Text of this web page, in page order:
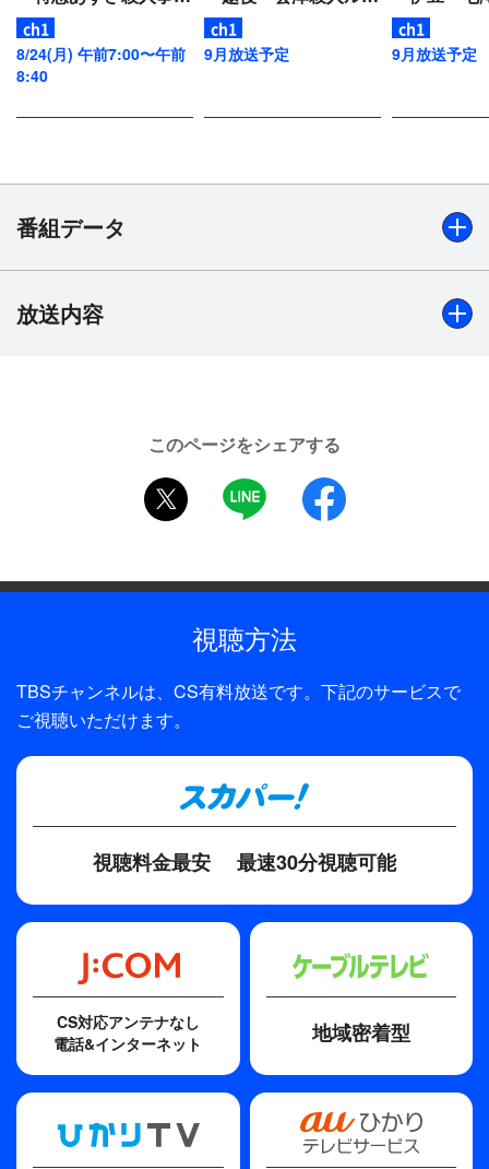
件」
8/24(月) 午前7:00〜午前
8:40
ト」
9月放送予定
件」
9月放送予定
番組データ
出演
ディレクター・監督
脇田時三
原作
放送内容
このページをシェアする
twitter
LINE
視聴方法
TBSチャンネルは、CS有料放送です。下記のサービスで
ご視聴いただけます。
視聴料金最安 最速30分視聴可能
CS対応アンテナなし
電話&インターネット
地域密着型